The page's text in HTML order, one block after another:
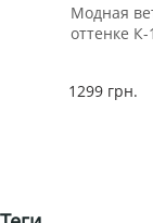
Модная
оттенке К-
1299 грн.